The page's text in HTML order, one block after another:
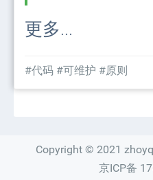
更多...
#代码 #可维护 #原则
Copyright © 2021
京ICP备